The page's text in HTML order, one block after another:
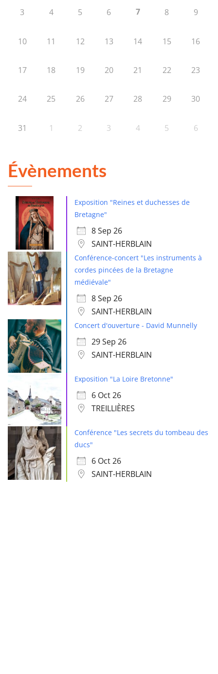
3 4 5 6 7 8 9
10 11 12 13 14 15 16
17 18 19 20 21 22 23
24 25 26 27 28 29 30
31 1 2 3 4 5 6
Évènements
Exposition "Reines et duchesses de
Bretagne"
8 Sep 26
SAINT-HERBLAIN
Conférence-concert "Les instruments à
cordes pincées de la Bretagne
médiévale"
8 Sep 26
SAINT-HERBLAIN
Concert d'ouverture - David Munnelly
29 Sep 26
SAINT-HERBLAIN
Exposition "La Loire Bretonne"
6 Oct 26
TREILLIÈRES
Conférence "Les secrets du tombeau des
ducs"
6 Oct 26
SAINT-HERBLAIN